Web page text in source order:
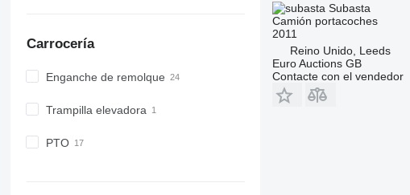
Carrocería
Enganche de remolque
Trampilla elevadora
PTO
Subasta
Camión portacoches
2011
Reino Unido, Leeds
Euro Auctions GB
Contacte con el vendedor